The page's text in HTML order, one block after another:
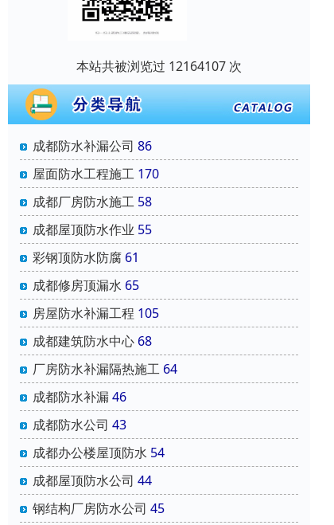
本站共被浏览过 12164107 次
成都防水补漏公司 86
屋面防水工程施工 170
成都厂房防水施工 58
成都屋顶防水作业 55
彩钢顶防水防腐 61
成都修房顶漏水 65
房屋防水补漏工程 105
成都建筑防水中心 68
厂房防水补漏隔热施工 64
成都防水补漏46
成都防水公司 43
成都办公楼屋顶防水 54
成都屋顶防水公司 44
钢结构厂房防水公司 45